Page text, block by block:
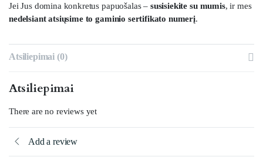
Jei Jus domina konkretus papuošalas – susisiekite su mumis, ir mes
nedelsiant atsiųsime to gaminio sertifikato numerį.
Atsiliepimai (0)
Atsiliepimai
There are no reviews yet
Add a review